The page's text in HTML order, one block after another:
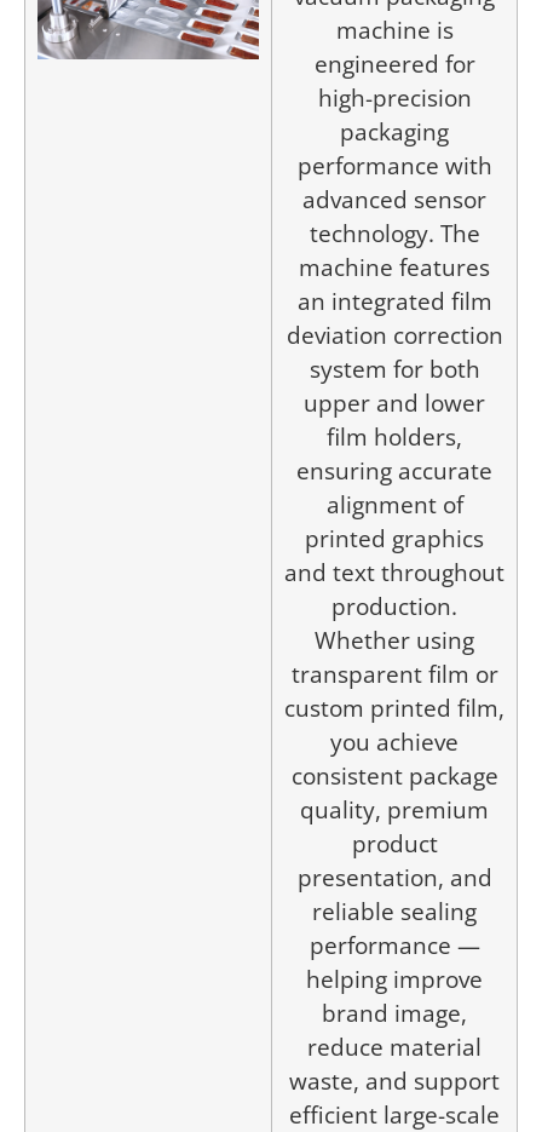
machine is
engineered for
high-precision
packaging
performance with
advanced sensor
technology. The
machine features
an integrated film
deviation correction
system for both
upper and lower
film holders,
ensuring accurate
alignment of
printed graphics
and text throughout
production.
Whether using
transparent film or
custom printed film,
you achieve
consistent package
quality, premium
product
presentation, and
reliable sealing
performance —
helping improve
brand image,
reduce material
waste, and support
efficient large-scale